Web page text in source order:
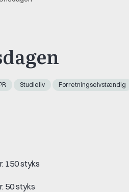
Studieliv Forretningselvstændig
styks
styks